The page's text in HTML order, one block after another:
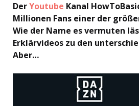
DerYoutube Kanal
Millionen Fans einer der
Wie der Name es vermuten
Erklärvideos zu den
Aber…